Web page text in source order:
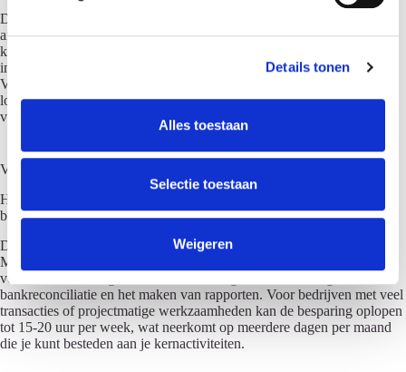
g
s
s
e
l
t
i
e
Details tonen
Alles toestaan
Selectie toestaan
Weigeren
De technische complexiteit wordt door het boekhoudprogramma
afgeschermd. Je hoeft geen technische kennis te hebben om deze
koppelingen in te stellen. De meeste systemen bieden stapsgewijze
instructies en ondersteuning bij het configureren van verbindingen.
Veiligheid staat daarbij voorop, met beveiligde verbindingen, unieke
logins en regelmatige controles om ongeautoriseerde toegang te
voorkomen.
Veelgestelde vragen
Hoeveel tijd kan ik realistisch besparen met een geautomatiseerd
boekhoudprogramma?
De tijdsbesparing hangt af van je huidige administratieve last, maar
MKB-bedrijven besparen gemiddeld 5-10 uur per week. Dit komt
vooral door het wegvallen van handmatige factuurboeking,
bankreconciliatie en het maken van rapporten. Voor bedrijven met veel
transacties of projectmatige werkzaamheden kan de besparing oplopen
tot 15-20 uur per week, wat neerkomt op meerdere dagen per maand
die je kunt besteden aan je kernactiviteiten.